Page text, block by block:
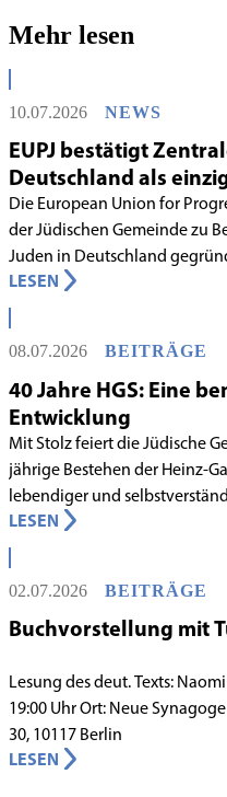
Mehr lesen
10.07.2026 NEWS
EUPJ bestätigt
Deutschland als
liberales
Die European Union for
der Jüdischen Gemeinde zu
Juden in Deutschland
Deutschland mit Wirkung zum
Rabbinatsgericht
LESEN
08.07.2026 BEITRÄGE
40 Jahre HGS: Eine
Entwicklung
Mit Stolz feiert die Jüdische
jährige Bestehen der Heinz-
lebendiger und
Lebens in Berlin gilt, begann
schwierigen
innergemeindlichen Wandels
jüdische Grundschule zu
LESEN
02.07.2026 BEITRÄGE
Buchvorstellung mit
Lesung des deut. Texts: Naomi Krauss Donnerstag,
19:00 Uhr Ort: Neue Synagoge Berlin Oranienburger Straße 28–
30, 10117 Berlin
LESEN